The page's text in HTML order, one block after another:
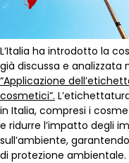
L’Italia ha introdotto la
già discussa e
“Applicazione
cosmetici”.
in Italia, compresi i
e ridurre l’impatto degli
sull’ambiente,
di protezione ambientale.